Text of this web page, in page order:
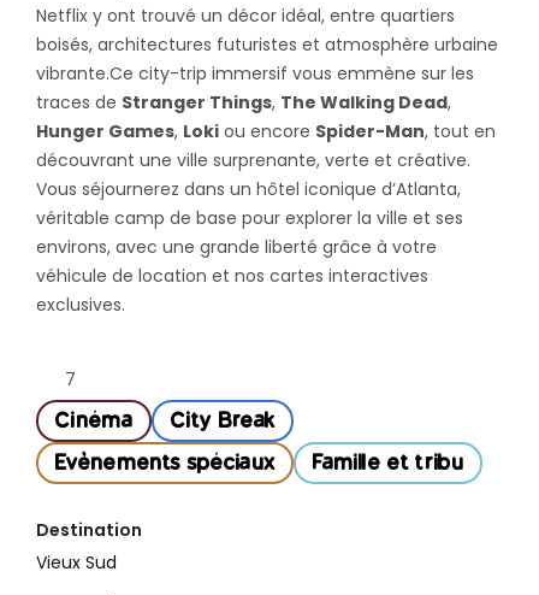
Netflix y ont trouvé un décor idéal, entre quartiers
boisés, architectures futuristes et atmosphère urbaine
vibrante.Ce city-trip immersif vous emmène sur les
traces de Stranger Things, The Walking Dead,
Hunger Games, Loki ou encore Spider-Man, tout en
découvrant une ville surprenante, verte et créative.
Vous séjournerez dans un hôtel iconique d’Atlanta,
véritable camp de base pour explorer la ville et ses
environs, avec une grande liberté grâce à votre
véhicule de location et nos cartes interactives
exclusives.
7
Cinéma
City Break
Evènements spéciaux
Famille et tribu
Destination
Vieux Sud